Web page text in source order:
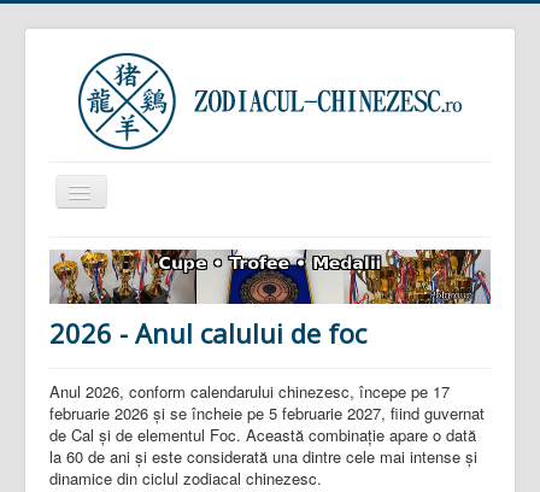
Comută
navigarea
Prima pagină
Zodiacul Chinezesc
Zodiacul European
Zodiacul Arboricol
Semnificația viselor
2026 - Anul calului de foc
Anul 2026, conform calendarului chinezesc, începe pe 17
februarie 2026 și se încheie pe 5 februarie 2027, fiind guvernat
de Cal și de elementul Foc. Această combinație apare o dată
la 60 de ani și este considerată una dintre cele mai intense și
dinamice din ciclul zodiacal chinezesc.